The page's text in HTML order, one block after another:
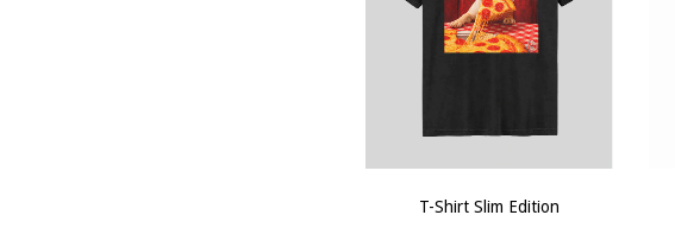
T-Shirt Slim Edition